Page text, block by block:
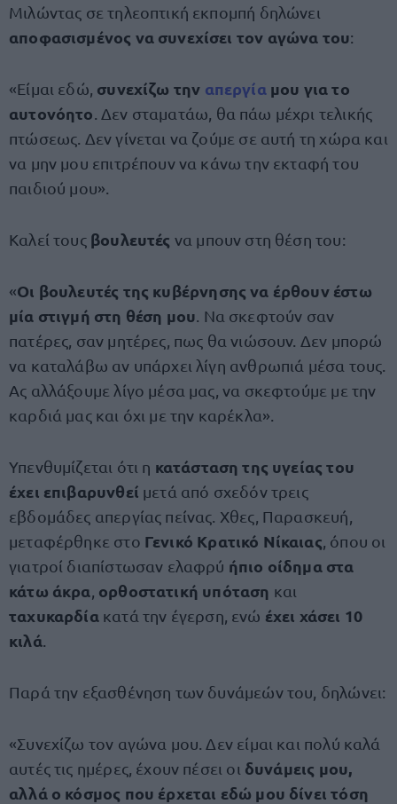
Μιλώντας σε τηλεοπτική εκπομπή δηλώνει
αποφασισμένος να συνεχίσει τον αγώνα του:
«Είμαι εδώ, συνεχίζω την απεργία μου για το
αυτονόητο . Δεν σταματάω, θα πάω μέχρι τελικής
πτώσεως. Δεν γίνεται να ζούμε σε αυτή τη χώρα και
να μην μου επιτρέπουν να κάνω την εκταφή του
παιδιού μου».
Καλεί τους βουλευτές να μπουν στη θέση του:
«Οι βουλευτές της κυβέρνησης να έρθουν έστω
μία στιγμή στη θέση μου . Να σκεφτούν σαν
πατέρες, σαν μητέρες, πως θα νιώσουν. Δεν μπορώ
να καταλάβω αν υπάρχει λίγη ανθρωπιά μέσα τους.
Ας αλλάξουμε λίγο μέσα μας, να σκεφτούμε με την
καρδιά μας και όχι με την καρέκλα».
Υπενθυμίζεται ότι η κατάσταση της υγείας του
έχει επιβαρυνθεί μετά από σχεδόν τρεις
εβδομάδες απεργίας πείνας. Χθες, Παρασκευή,
μεταφέρθηκε στο Γενικό Κρατικό Νίκαιας , όπου οι
γιατροί διαπίστωσαν ελαφρύ ήπιο οίδημα στα
κάτω άκρα ορθοστατική υπόταση και
ταχυκαρδία κατά την έγερση, ενώ έχει χάσει 10
κιλά
Παρά την εξασθένηση των δυνάμεών του, δηλώνει:
«Συνεχίζω τον αγώνα μου. Δεν είμαι και πολύ καλά
αυτές τις ημέρες, έχουν πέσει οι δυνάμεις μου,
αλλά ο κόσμος που έρχεται εδώ μου δίνει τόση